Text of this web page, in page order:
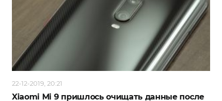
22-12-2019, 20:21
Xiaomi Mi 9 пришлось очищать данные после